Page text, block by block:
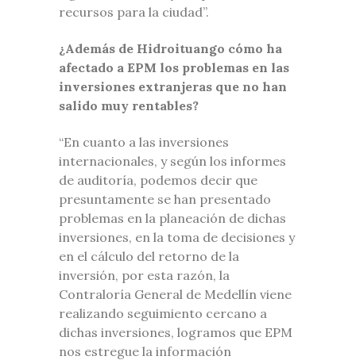
recursos para la ciudad”.
¿Además de Hidroituango cómo ha
afectado a EPM los problemas en las
inversiones extranjeras que no han
salido muy rentables?
“En cuanto a las inversiones
internacionales, y según los informes
de auditoría, podemos decir que
presuntamente se han presentado
problemas en la planeación de dichas
inversiones, en la toma de decisiones y
en el cálculo del retorno de la
inversión, por esta razón, la
Contraloría General de Medellín viene
realizando seguimiento cercano a
dichas inversiones, logramos que EPM
nos estregue la información